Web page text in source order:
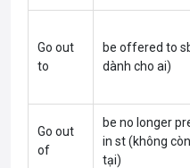
Go out
to
be offered to
dành cho ai)
Go out
of
be no longer
in st (không
tại)